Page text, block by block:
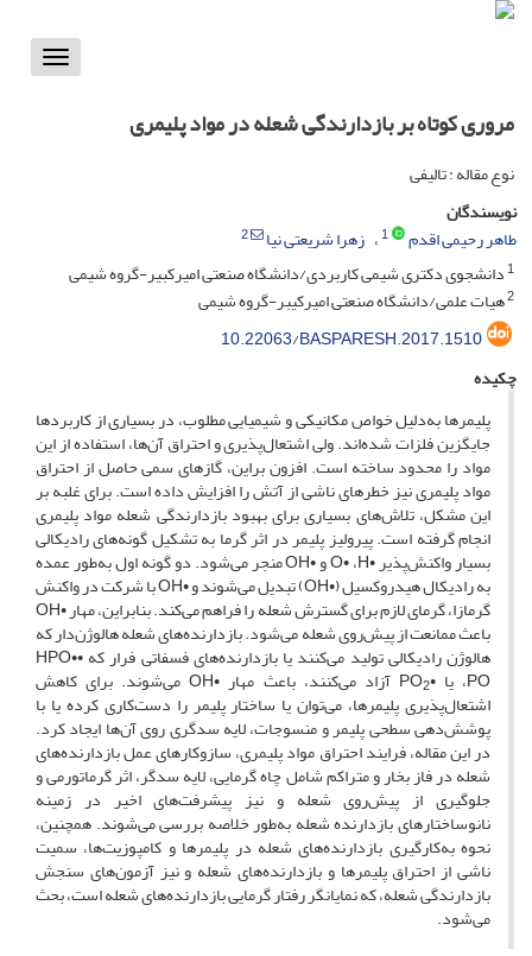
Toggle
مروری کوتاه بر بازدارندگی شعله در مواد پلیمری
نوع مقاله : تالیفی
نویسندگان
طاهر رحیمی اقدم
1 زهرا شریعتی نیا
2
1دانشجوی دکتری شیمی کاربردی/دانشگاه صنعتی امیرکبیر-گروه شیمی
2هیات علمی/دانشگاه صنعتی امیرکیبر-گروه شیمی
10.22063/BASPARESH.2017.1510
چکیده
پلیمرها به‌دلیل خواص مکانیکی و شیمیایی مطلوب، در بسیاری از کاربردها
جایگزین فلزات شده‌اند. ولی اشتعال‌پذیری و احتراق آن‌ها، استفاده از این
مواد را محدود ساخته است. افزون براین، گازهای سمی حاصل از احتراق
مواد پلیمری نیز خطرهای ناشی از آتش را افزایش داده است. برای غلبه بر
این مشکل، تلاش‌های بسیاری برای بهبود بازدارندگی شعله مواد پلیمری
انجام گرفته است. پیرولیز پلیمر در اثر گرما به تشکیل گونه‌های رادیکالی
بسیار واکنش‌پذیر •O• ،H و •OH منجر می‌شود. دو گونه اول به‌طور عمده
به رادیکال هیدروکسیل (•OH) تبدیل می‌شوند و •OH با شرکت در واکنش
‌گرمازا، گرمای لازم برای گسترش شعله را فراهم می‌کند. بنابراین، مهار •OH
باعث ممانعت از پیش‌روی شعله می‌شود. بازدارنده‌های شعله هالوژن‌دار که
هالوژن رادیکالی تولید می‌کنند یا بازدارنده‌های فسفاتی فرار که •HPO•
،PO یا •PO 2 آزاد می‌کنند، باعث مهار •OH می‌شوند. برای کاهش
اشتعال‌پذیری پلیمرها، می‌توان یا ساختار پلیمر را دست‌کاری کرده یا با
پوشش‌دهی سطحی پلیمر و منسوجات، لایه سدگری روی آن‌ها ایجاد کرد.
در این مقاله، فرایند احتراق مواد پلیمری، سازوکار‌های عمل بازدارنده‌های
شعله در فاز بخار و متراکم شامل چاه گرمایی، لایه سدگر، اثر گرماتورمی و
جلوگیری از پیش‌روی شعله و نیز پیشرفت‌های اخیر در زمینه
نانوساختارهای بازدارنده شعله به‌طور خلاصه بررسی می‌شوند. همچنین،
نحوه به‌کارگیری بازدارنده‌های شعله در پلیمرها و کامپوزیت‌ها، سمیت
ناشی از احتراق پلیمرها و بازدارنده‌های شعله و نیز آزمون‌های سنجش
بازدارندگی شعله، که نمایانگر رفتار گرمایی بازدارنده‌های شعله است، بحث
می‌شود.